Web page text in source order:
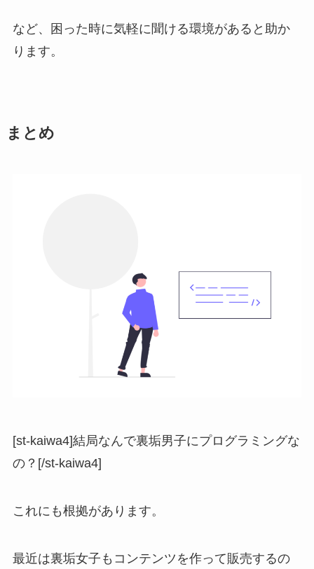
など、困った時に気軽に聞ける環境があると助か
ります。
まとめ
[st-kaiwa4]結局なんで裏垢男子にプログラミングな
の？[/st-kaiwa4]
これにも根拠があります。
最近は裏垢女子もコンテンツを作って販売するの